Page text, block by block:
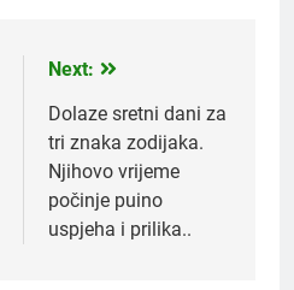
Next:
Dolaze sretni dani za
tri znaka zodijaka.
Njihovo vrijeme
počinje puino
uspjeha i prilika..